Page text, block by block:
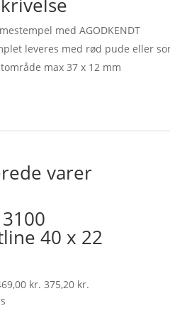
med AGODKENDT
leveres med rød pude eller
max 37 x 12 mm
varer
40 x 22
kr. 375,20 kr.